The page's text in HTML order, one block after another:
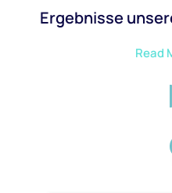
Ergebnisse
Read